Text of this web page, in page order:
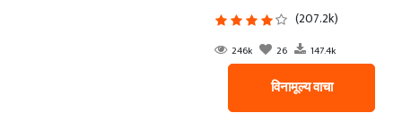
(207.2k)
246k 26 147.4k
विनामूल्य वाचा